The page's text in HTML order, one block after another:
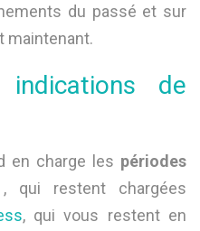
du passé et sur
maintenant.
indications de
en charge les périodes
restent chargées
, qui vous restent en